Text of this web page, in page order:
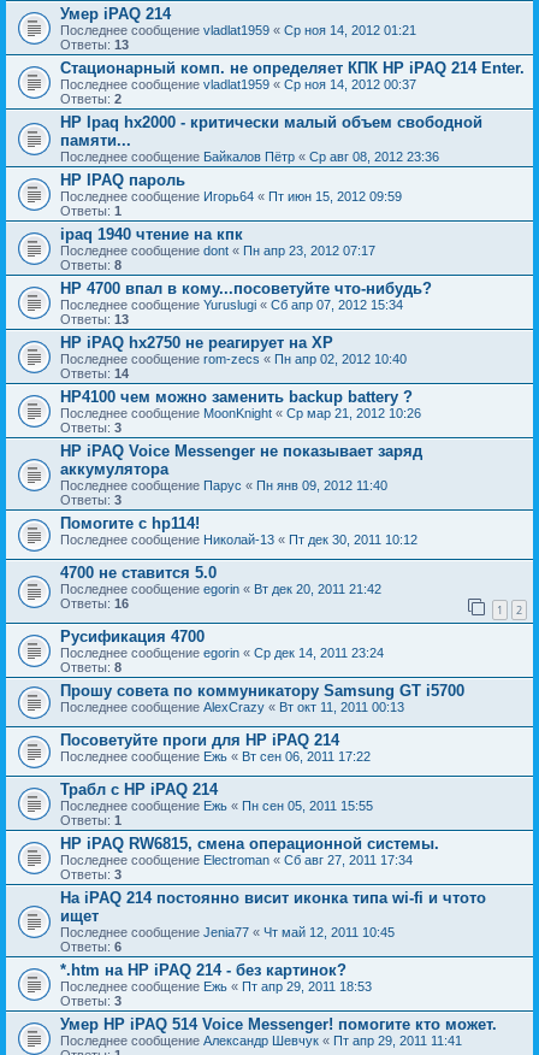
Умер iPAQ 214
Последнее сообщение vladlat1959 « Ср ноя 14, 2012 01:21
Ответы: 13
Стационарный комп. не определяет КПК HP iPAQ 214 Enter.
Последнее сообщение vladlat1959 « Ср ноя 14, 2012 00:37
Ответы: 2
HP Ipaq hx2000 - критически малый объем свободной
памяти...
Последнее сообщение Байкалов Пётр « Ср авг 08, 2012 23:36
HP IPAQ пароль
Последнее сообщение Игорь64 « Пт июн 15, 2012 09:59
Ответы: 1
ipaq 1940 чтение на кпк
Последнее сообщение dont « Пн апр 23, 2012 07:17
Ответы: 8
HP 4700 впал в кому...посоветуйте что-нибудь?
Последнее сообщение Yuruslugi « Сб апр 07, 2012 15:34
Ответы: 13
HP iPAQ hx2750 не реагирует на ХР
Последнее сообщение rom-zecs « Пн апр 02, 2012 10:40
Ответы: 14
HP4100 чем можно заменить backup battery ?
Последнее сообщение MoonKnight « Ср мар 21, 2012 10:26
Ответы: 3
HP iPAQ Voice Messenger не показывает заряд
аккумулятора
Последнее сообщение Парус « Пн янв 09, 2012 11:40
Ответы: 3
Помогите с hp114!
Последнее сообщение Николай-13 « Пт дек 30, 2011 10:12
4700 не ставится 5.0
Последнее сообщение egorin « Вт дек 20, 2011 21:42
Ответы: 16 1 2
Русификация 4700
Последнее сообщение egorin « Ср дек 14, 2011 23:24
Ответы: 8
Прошу совета по коммуникатору Samsung GT i5700
Последнее сообщение AlexCrazy « Вт окт 11, 2011 00:13
Посоветуйте проги для НР iPAQ 214
Последнее сообщение Ежь « Вт сен 06, 2011 17:22
Трабл с HP iPAQ 214
Последнее сообщение Ежь « Пн сен 05, 2011 15:55
Ответы: 1
HP iPAQ RW6815, смена операционной системы.
Последнее сообщение Electroman « Сб авг 27, 2011 17:34
Ответы: 3
На iPAQ 214 постоянно висит иконка типа wi-fi и чтото
ищет
Последнее сообщение Jenia77 « Чт май 12, 2011 10:45
Ответы: 6
*.htm на HP iPAQ 214 - без картинок?
Последнее сообщение Ежь « Пт апр 29, 2011 18:53
Ответы: 3
Умер HP iPAQ 514 Voice Messenger! помогите кто может.
Последнее сообщение Александр Шевчук « Пт апр 29, 2011 11:41